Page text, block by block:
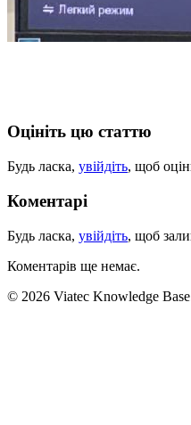
Оцініть цю статтю
Будь ласка, увійдіть, щоб
Коментарі
Будь ласка, увійдіть, щоб
Коментарів ще немає.
© 2026 Viatec Knowledge